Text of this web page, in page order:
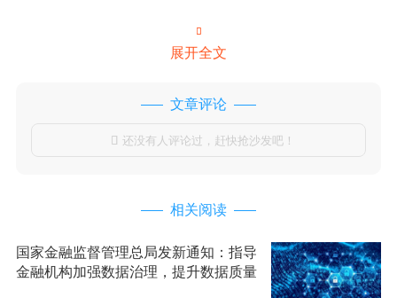

展开全文
文章评论
 还没有人评论过，赶快抢沙发吧！
相关阅读
国家金融监督管理总局发新通知：指导
金融机构加强数据治理，提升数据质量